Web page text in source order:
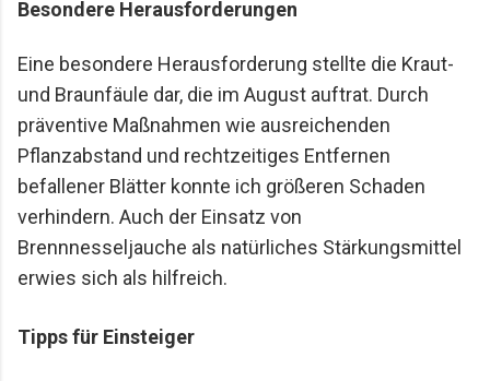
Besondere Herausforderungen
Eine besondere Herausforderung stellte die Kraut-
und Braunfäule dar, die im August auftrat. Durch
präventive Maßnahmen wie ausreichenden
Pflanzabstand und rechtzeitiges Entfernen
befallener Blätter konnte ich größeren Schaden
verhindern. Auch der Einsatz von
Brennnesseljauche als natürliches Stärkungsmittel
erwies sich als hilfreich.
Tipps für Einsteiger